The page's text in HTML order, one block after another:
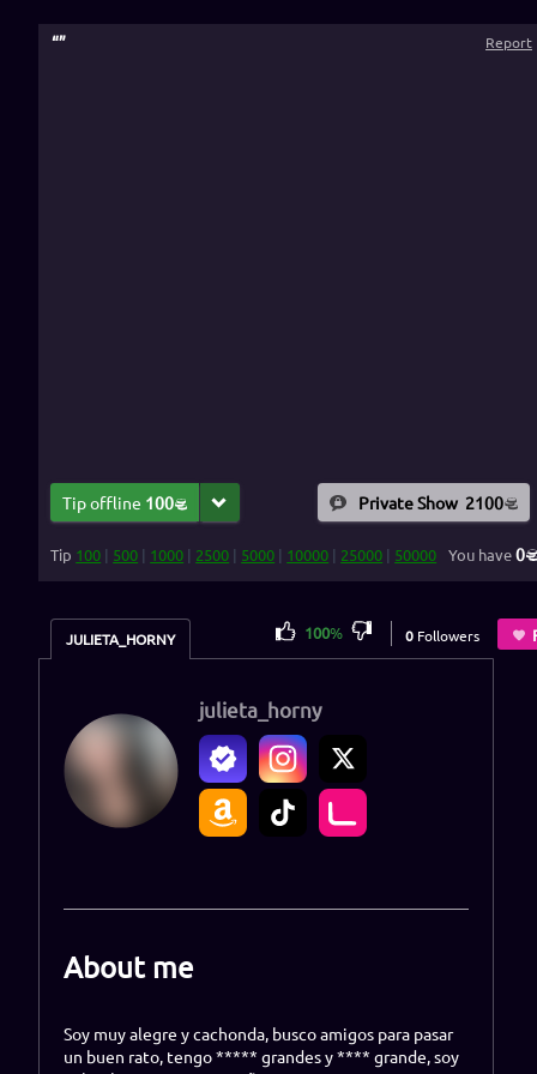
“” Report
Tip offline 100 Private Show 2100
Tip 100 | 500 | 1000 | 2500 | 5000 | 10000 | 25000 | 50000 You have0
JULIETA_HORNY 100% 0 Followers
julieta_horny
About me
Soy muy alegre y cachonda, busco amigos para pasar
un buen rato, tengo ***** grandes y **** grande, soy